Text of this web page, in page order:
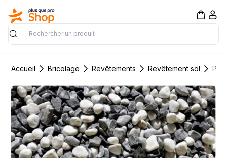
Rechercher
Accueil Bricolage Revêtements Revêtement sol